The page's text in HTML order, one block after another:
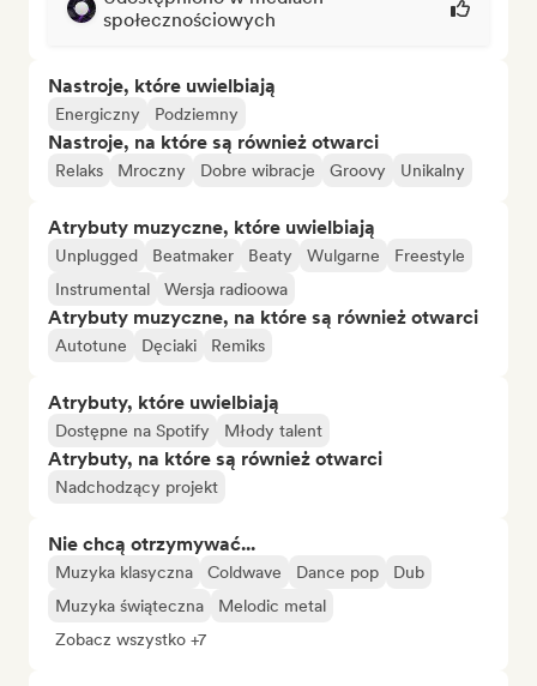
społecznościowych
Nastroje, które uwielbiają
Energiczny Podziemny
Nastroje, na które są również otwarci
Relaks Mroczny Dobre wibracje Groovy Unikalny
Atrybuty muzyczne, które uwielbiają
Unplugged Beatmaker Beaty Wulgarne
Freestyle
Instrumental
Wersja radioowa
Atrybuty muzyczne, na które są również otwarci
Autotune Dęciaki Remiks
Atrybuty, które uwielbiają
Dostępne na Spotify Młody talent
Atrybuty, na które są również otwarci
Nadchodzący projekt
Nie chcą otrzymywać...
Muzyka klasyczna Coldwave Dance pop
Dub
Muzyka świąteczna
Melodic metal
Zobacz wszystko +7